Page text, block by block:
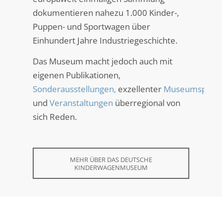
dokumentieren nahezu 1.000 Kinder-,
Puppen- und Sportwagen über
Einhundert Jahre Industriegeschichte.
Das Museum macht jedoch auch mit
eigenen Publikationen,
Sonderausstellungen, exzellenter
und Veranstaltungen überregional von
sich Reden.
MEHR ÜBER DAS DEUTSCHE
KINDERWAGENMUSEUM